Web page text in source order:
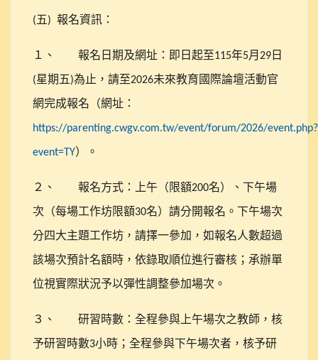
(五) 報名資訊：
１、 報名日期及網址：即日起至115年5月 29 日
(星期五)為止，請至2026未來教育國際論壇活動官
網完成報名（網址：
https://parenting.cwgv.com.tw/event/forum/2026/event.php?
event=TY）。
２、 報名方式：上午（限額200名）、下午場
次（每場工作坊限額30名）請分開報名。下午場次
分四大主題工作坊，請擇一參加，如報名人數超過
該場次預計名額時，依錄取順位進行審核；承辦單
位視實際狀況予以彈性調整參加場次。
３、
研習時數：全程參與上午場次之教師，核
予研習時數3小時；全程參與下午場次者，核予研